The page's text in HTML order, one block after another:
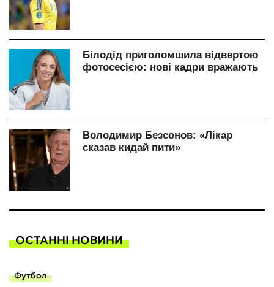
ОСТАННІ НОВИНИ
Футбол